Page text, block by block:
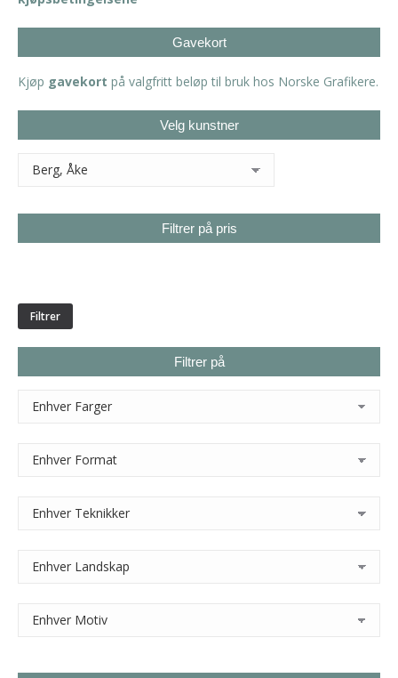
Gavekort
Kjøp gavekort på valgfritt beløp til bruk hos Norske Grafikere.
Velg kunstner
Filtrer på pris
Filtrer
Filtrer på